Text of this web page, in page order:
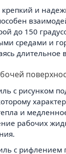
крепкий и
до 150
средами и
длительное
с рисунком
и
рабочих
с рифлением